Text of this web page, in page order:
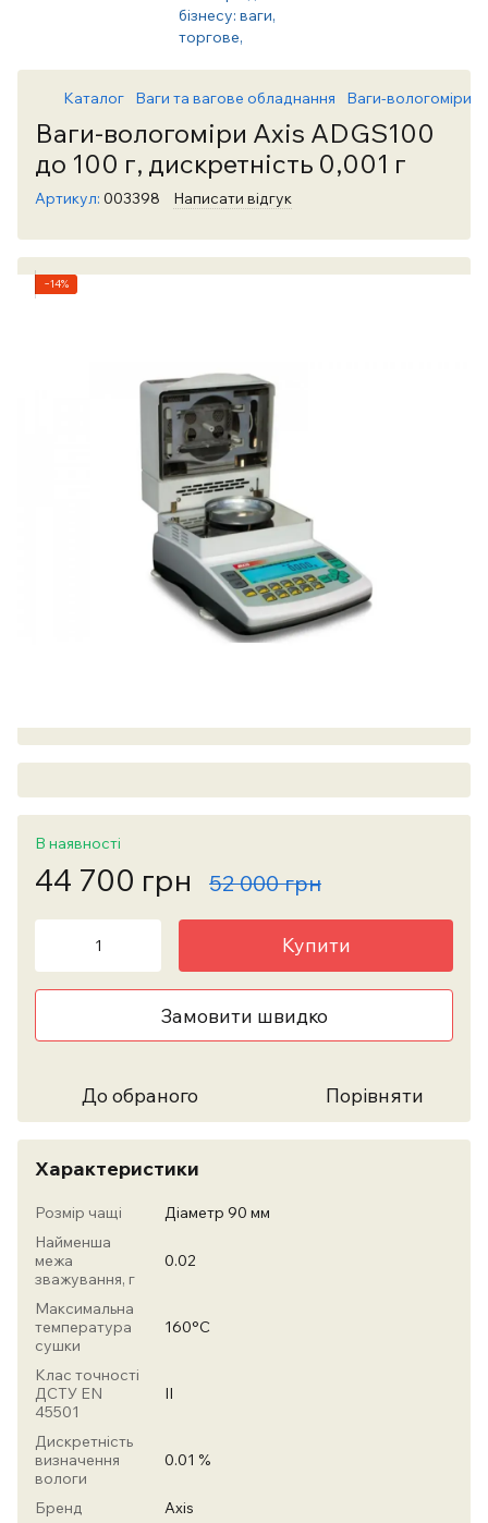
Каталог Ваги та вагове обладнання Ваги-вологоміри
Ваги-вологоміри Axis ADGS100
до 100 г, дискретність 0,001 г
Артикул: 003398 Написати відгук
−14%
В наявності
44 700 грн 52 000 грн
Купити
Замовити швидко
До обраного Порівняти
Характеристики
Розмір чащі
Діаметр 90 мм
Найменша
межа
зважування, г
0.02
Максимальна
температура
сушки
160°С
Клас точності
ДСТУ EN
45501
II
Дискретність
визначення
вологи
0.01 %
Бренд
Axis